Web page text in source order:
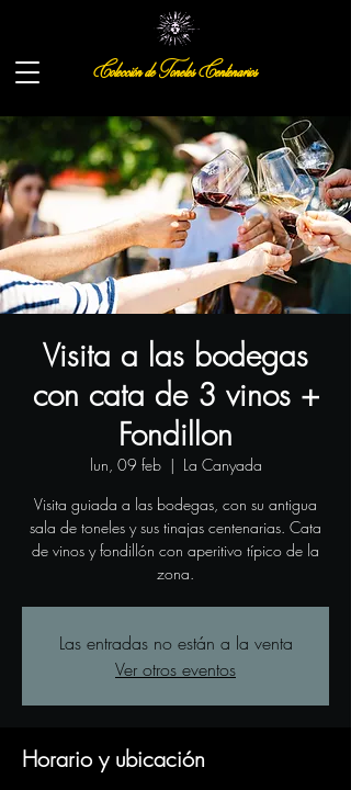
Colección de Toneles Centenarios
Visita a las bodegas
con cata de 3 vinos +
Fondillon
lun, 09 feb
  |
La Canyada
Visita guiada a las bodegas, con su antigua
sala de toneles y sus tinajas centenarias. Cata
de vinos y fondillón con aperitivo típico de la
zona.
Las entradas no están a la venta
Ver otros eventos
Horario y ubicación